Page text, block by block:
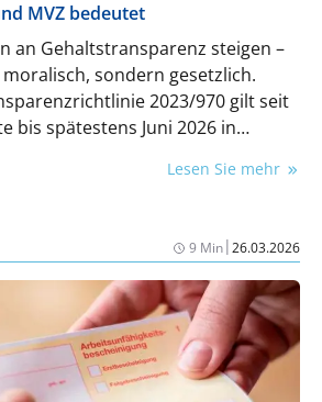
MVZ bedeutet
an Gehaltstransparenz steigen –
sondern gesetzlich.
2023/970 gilt seit
bis spätestens Juni 2026 in
und Auskunftspflichten in
(MVZ) an Bedeutung. Wer jetzt
jede Menge Nerven – und steht
Fachkräftemarkt besser da.
Lesen Sie mehr
9 Min|26.03.2026